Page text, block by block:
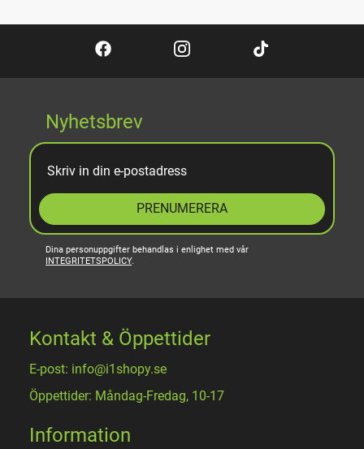
Nyhetsbrev
PRENUMERERA
Dina personuppgifter behandlas i enlighet med vår
INTEGRITETSPOLICY.
Kontakt & Öppettider
E-post: info@i1shopy.se
Öppettider: Måndag-Fredag, 10-17
Information